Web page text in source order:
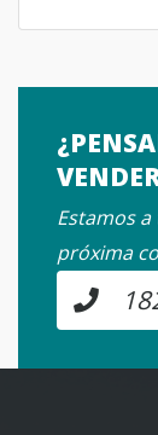
Estamos
próxima